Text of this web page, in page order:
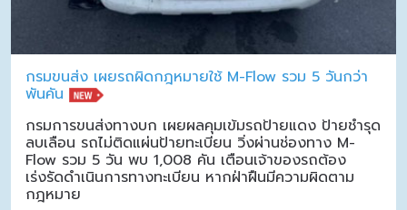
กรมขนส่ง เผยรถผิดกฎหมายใช้ M-Flow รวม 5 วันกว่า
พันคัน
กรมการขนส่งทางบก เผยผลคุมเข้มรถป้ายแดง ป้ายชำรุด
ลบเลือน รถไม่ติดแผ่นป้ายทะเบียน วิ่งผ่านช่องทาง M-
Flow รวม 5 วัน พบ 1,008 คัน เตือนเจ้าของรถต้อง
เร่งรัดดำเนินการทางทะเบียน หากฝ่าฝืนมีความผิดตาม
กฎหมาย